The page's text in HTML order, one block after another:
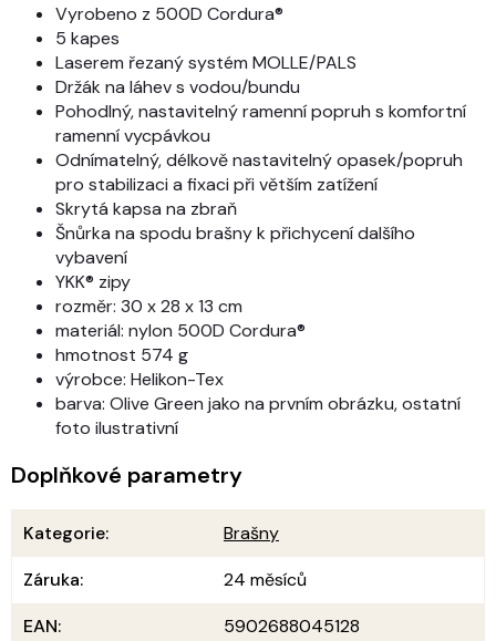
Vyrobeno z 500D Cordura®
5 kapes
Laserem řezaný systém MOLLE/PALS
Držák na láhev s vodou/bundu
Pohodlný, nastavitelný ramenní popruh s komfortní
ramenní vycpávkou
Odnímatelný, délkově nastavitelný opasek/popruh
pro stabilizaci a fixaci při větším zatížení
Skrytá kapsa na zbraň
Šnůrka na spodu brašny k přichycení dalšího
vybavení
YKK® zipy
rozměr: 30 x 28 x 13 cm
materiál: nylon 500D Cordura®
hmotnost 574 g
výrobce: Helikon-Tex
barva: Olive Green jako na prvním obrázku, ostatní
foto ilustrativní
Doplňkové parametry
Kategorie:
Brašny
Záruka:
24 měsíců
EAN:
5902688045128